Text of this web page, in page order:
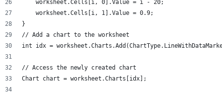
    worksheet.Cells[i, 0].Value = i - 20;
    worksheet.Cells[i, 1].Value = 0.9;
}
// Add a chart to the worksheet
int idx =
// Access the newly created chart
Chart chart = worksheet.Charts[idx];